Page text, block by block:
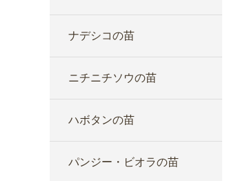
ナデシコの苗
ニチニチソウの苗
ハボタンの苗
パンジー・ビオラの苗